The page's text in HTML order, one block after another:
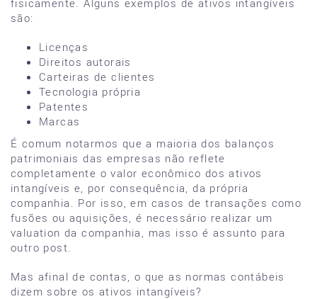
são:
Licenças
Direitos autorais
Carteiras de clientes
Tecnologia própria
Patentes
Marcas
É comum notarmos que a maioria dos balanços
patrimoniais das empresas não reflete
completamente o valor econômico dos ativos
intangíveis e, por consequência, da própria
companhia. Por isso, em casos de transações como
fusões ou aquisições, é necessário realizar um
valuation da companhia, mas isso é assunto para
outro post.
Mas afinal de contas, o que as normas contábeis
dizem sobre os ativos intangíveis?